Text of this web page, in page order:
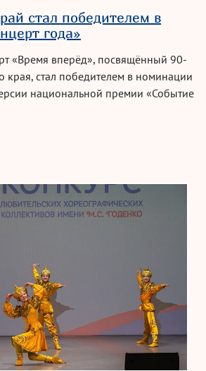
стал победителем в
года»
«Время вперёд», посвящённый 90-
края, стал победителем в номинации
национальной премии «Событие